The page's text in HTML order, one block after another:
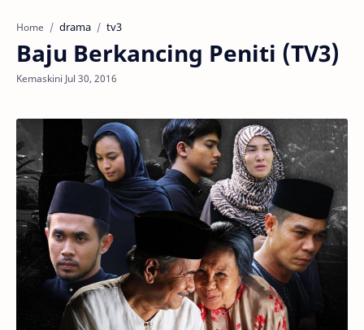
Home drama tv3
Baju Berkancing Peniti (TV3)